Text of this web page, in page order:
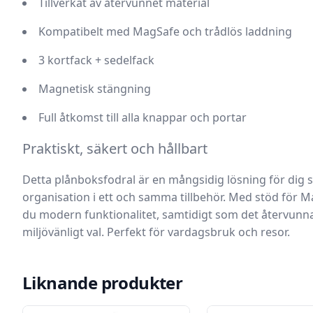
Kompatibelt med MagSafe och trådlös laddning
3 kortfack + sedelfack
Magnetisk stängning
Full åtkomst till alla knappar och portar
Praktiskt, säkert och hållbart
Detta plånboksfodral är en mångsidig lösning för dig
organisation i ett och samma tillbehör. Med stöd för
du modern funktionalitet, samtidigt som det
miljövänligt val. Perfekt för vardagsbruk och resor.
Liknande produkter